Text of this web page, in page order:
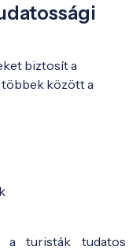
biztosít a
többek között a
a turisták tudatos